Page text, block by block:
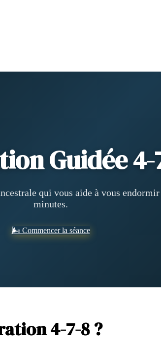
Guidée 4-
qui vous aide à vous
minutes.
🌬️ Commencer la séance
4-7-8 ?